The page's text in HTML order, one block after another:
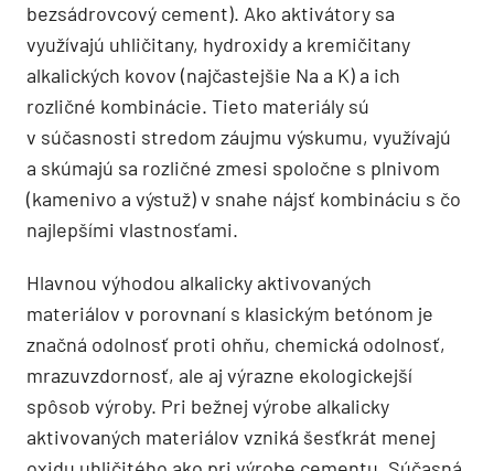
bezsádrovcový cement). Ako aktivátory sa
využívajú uhličitany, hydroxidy a kremičitany
alkalických kovov (najčastejšie Na a K) a ich
rozličné kombinácie. Tieto materiály sú
v súčasnosti stredom záujmu výskumu, využí­vajú
a skúmajú sa rozličné zmesi spoločne s plnivom
(kamenivo a výstuž) v snahe nájsť kombináciu s čo
najlepšími vlastnosťami.
Hlavnou výhodou alkalicky aktivovaných
materiálov v porovnaní s klasickým betónom je
značná odolnosť proti ohňu, chemická odolnosť,
mrazuvzdornosť, ale aj výrazne ekologickejší
spôsob výroby. Pri bežnej výrobe alkalicky
aktivovaných materiálov vzniká šesťkrát menej